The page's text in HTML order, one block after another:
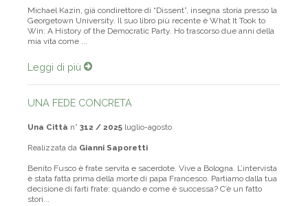
Michael Kazin, già condirettore di “Dissent”, insegna storia presso la
Georgetown University. Il suo libro più recente è What It Took to
Win: A History of the Democratic Party. Ho trascorso due anni della
mia vita come ...
Leggi di più
UNA FEDE CONCRETA
Una Città n° 312 / 2025 luglio-agosto
Realizzata da Gianni Saporetti
Benito Fusco è frate servita e sacerdote. Vive a Bologna. L’intervista
è stata fatta prima della morte di papa Francesco. Partiamo dalla tua
decisione di farti frate: quando e come è successa? C’è un fatto
stori...